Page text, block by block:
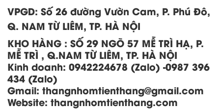
VPGD: Số 26 đường Vườn Cam, P. Phú Đô,
Q. NAM TỪ LIÊM, TP. HÀ NỘI
KHO HÀNG : SỐ 29 NGÕ 57 MỄ TRÌ HẠ, P.
MỄ TRÌ , Q.NAM TỪ LIÊM, TP. HÀ NỘI
Kinh doanh: 0942224678 (Zalo) -0987 396
434 (Zalo)
Gmail: thangnhomtienthang@gmail.com
Website: thangnhomtienthang.com